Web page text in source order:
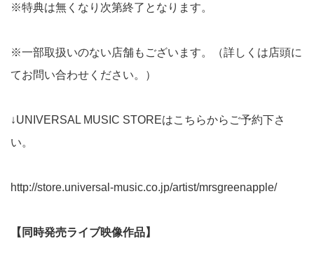
※特典は無くなり次第終了となります。
※一部取扱いのない店舗もございます。（詳しくは店頭に
てお問い合わせください。）
↓UNIVERSAL MUSIC STOREはこちらからご予約下さ
い。
http://store.universal-music.co.jp/artist/mrsgreenapple/
【同時発売ライブ映像作品】